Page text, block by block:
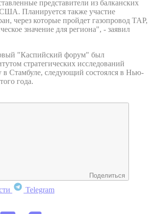
представители из балканских
Планируется также участие
через которые пройдет газопровод ТАР,
значение для региона", - заявил
"Каспийский форум" был
стратегических исследований
в Стамбуле, следующий состоялся в Нью-
года.
Поделиться
Telegram